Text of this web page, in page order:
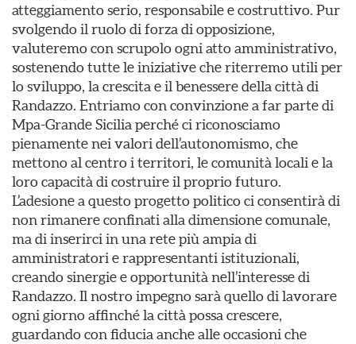
atteggiamento serio, responsabile e costruttivo. Pur
svolgendo il ruolo di forza di opposizione,
valuteremo con scrupolo ogni atto amministrativo,
sostenendo tutte le iniziative che riterremo utili per
lo sviluppo, la crescita e il benessere della città di
Randazzo. Entriamo con convinzione a far parte di
Mpa-Grande Sicilia perché ci riconosciamo
pienamente nei valori dell’autonomismo, che
mettono al centro i territori, le comunità locali e la
loro capacità di costruire il proprio futuro.
L’adesione a questo progetto politico ci consentirà di
non rimanere confinati alla dimensione comunale,
ma di inserirci in una rete più ampia di
amministratori e rappresentanti istituzionali,
creando sinergie e opportunità nell’interesse di
Randazzo. Il nostro impegno sarà quello di lavorare
ogni giorno affinché la città possa crescere,
guardando con fiducia anche alle occasioni che